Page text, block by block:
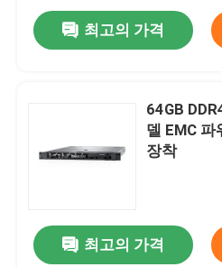
최고의 가격
64GB
델 EMC
장착
최고의 가격